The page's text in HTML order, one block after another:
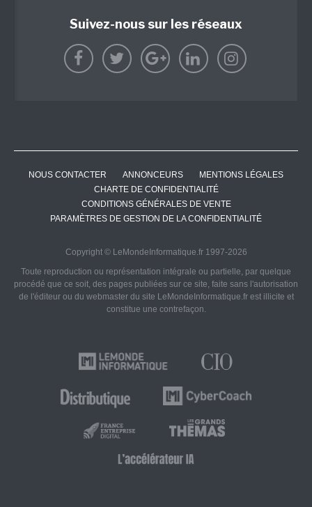
Suivez-nous sur les réseaux
NOUS CONTACTER ANNONCEURS
MENTIONS LÉGALES
CHARTE DE CONFIDENTIALITÉ
CONDITIONS GÉNÉRALES DE VENTE
PARAMÈTRES DE GESTION DE LA CONFIDENTIALITÉ
Copyright © LeMondeInformatique.fr 1997-2026
Toute reproduction ou représentation intégrale ou partielle, par quelque
procédé que ce soit, des pages publiées sur ce site, faite sans l'autorisation
de l'éditeur ou du webmaster du site LeMondeInformatique.fr est illicite et
constitue une contrefaçon.